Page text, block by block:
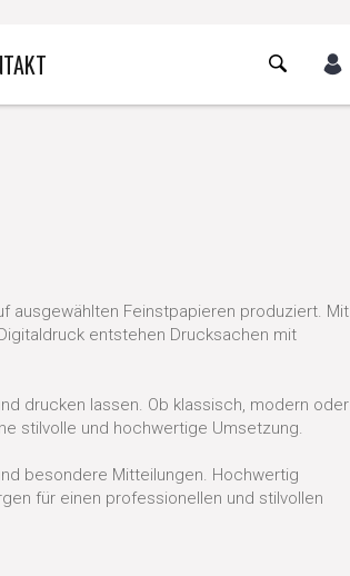
ausgewählten Feinstpapieren produziert. Mit
entstehen Drucksachen mit
drucken lassen. Ob klassisch, modern oder
stilvolle und hochwertige Umsetzung.
besondere Mitteilungen. Hochwertig
für einen professionellen und stilvollen